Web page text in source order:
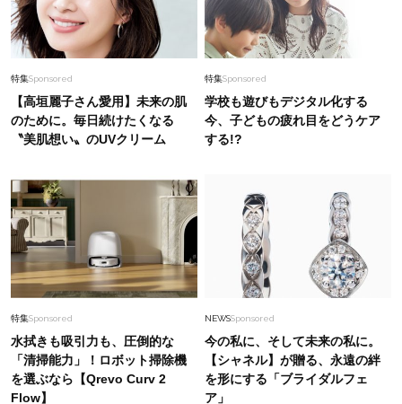
特集Sponsored
【高垣麗子さん愛用】未来の肌
のために。毎日続けたくなる
〝美肌想い〟のUVクリーム
特集Sponsored
学校も遊びもデジタル化する
今、子どもの疲れ目をどうケア
する!?
特集Sponsored
水拭きも吸引力も、圧倒的な
「清掃能力」！ロボット掃除機
を選ぶなら【Qrevo Curv 2
Flow】
NEWSSponsored
今の私に、そして未来の私に。
【シャネル】が贈る、永遠の絆
を形にする「ブライダルフェ
ア」